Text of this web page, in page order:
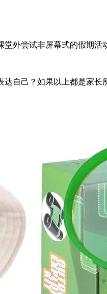
外尝试非屏幕式的假期活
自己？如果以上都是家长